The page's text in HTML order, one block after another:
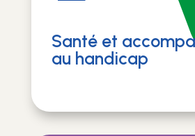
Santé et
au handicap